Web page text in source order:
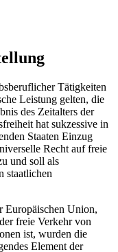
Tätigkeiten
Leistung gelten, die
des Zeitalters der
hat sukzessive in
Staaten Einzug
Recht auf freie
und soll als
staatlichen
Europäischen Union,
freie Verkehr von
ist, wurden die
Element der